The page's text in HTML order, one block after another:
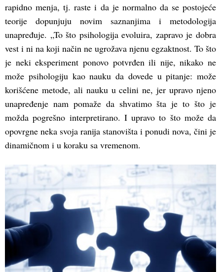
rapidno menja, tj. raste i da je normalno da se postojeće
teorije dopunjuju novim saznanjima i metodologija
unapređuje. „To što psihologija evoluira, zapravo je dobra
vest i ni na koji način ne ugrožava njenu egzaktnost. To što
je neki eksperiment ponovo potvrđen ili nije, nikako ne
može psihologiju kao nauku da dovede u pitanje: može
korišćene metode, ali nauku u celini ne, jer upravo njeno
unapređenje nam pomaže da shvatimo šta je to što je
možda pogrešno interpretirano. I upravo to što može da
opovrgne neka svoja ranija stanovišta i ponudi nova, čini je
dinamičnom i u koraku sa vremenom.